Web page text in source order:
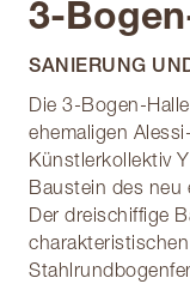
3-
SANIERUNG
Die 3-Bogen-
ehemaligen
Künstlerkollektiv
Baustein des neu
Der dreischiffige